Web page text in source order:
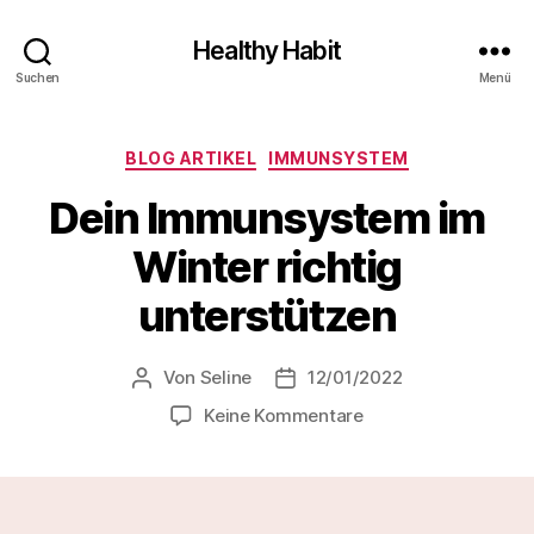
Suchen
Healthy Habit
Menü
Kategorien
BLOG ARTIKEL IMMUNSYSTEM
Dein Immunsystem im
Winter richtig
unterstützen
Beitragsautor
Von Seline Veröffentlichungsdatum
12/01/2022
Keine Kommentarezu